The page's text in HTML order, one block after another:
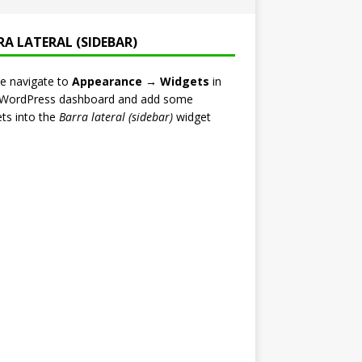
LATERAL (SIDEBAR)
navigate to Appearance → Widgets in
dashboard and add some
into the Barra lateral (sidebar)widget